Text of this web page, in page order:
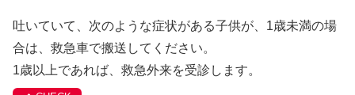
吐いていて、次のような症状がある子供が、1歳未満の場
合は、救急車で搬送してください。
1歳以上であれば、救急外来を受診します。